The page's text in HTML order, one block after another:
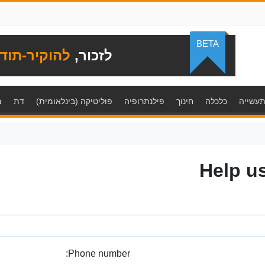
לזכור, להוקיר-
BETA
תעשייה כלכלה חינוך פילנתרופיה פוליטיקה (בינלאומית) דת
Help
Phone number: